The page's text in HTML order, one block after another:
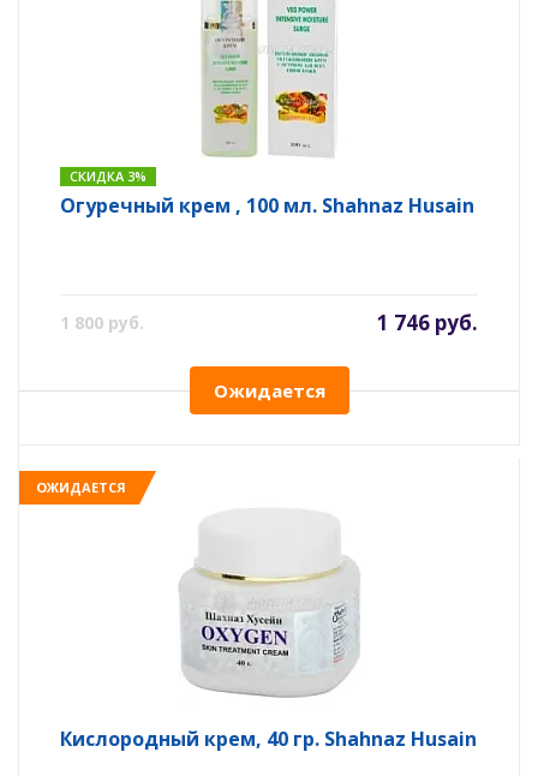
СКИДКА 3%
Огуречный крем , 100 мл. Shahnaz Husain
1 800 руб. 1 746 руб.
Ожидается
ОЖИДАЕТСЯ
Кислородный крем, 40 гр. Shahnaz Husain